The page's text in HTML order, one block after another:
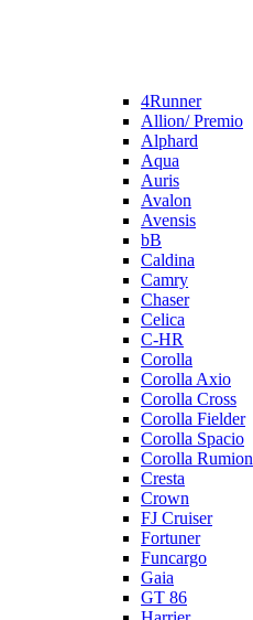
4Runner
Allion/ Premio
Alphard
Aqua
Auris
Avalon
Avensis
bB
Caldina
Camry
Chaser
Celica
C-HR
Corolla
Corolla Axio
Corolla Cross
Corolla Fielder
Corolla Spacio
Corolla Rumion
Cresta
Crown
FJ Cruiser
Fortuner
Funcargo
Gaia
GT 86